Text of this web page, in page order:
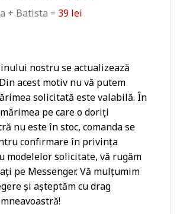
+ Batista = 39 lei
nostru se actualizează
acest motiv nu vă putem
solicitată este valabilă. În
pe care o doriți
nu este în stoc, comanda se
confirmare în privința
modelelor solicitate, vă rugăm
pe Messenger. Vă mulțumim
și așteptăm cu drag